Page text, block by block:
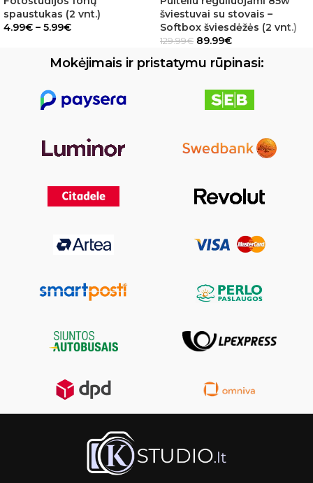
spaustukas (2 vnt.)
4.99€ – 5.99€
šviestuvai su stovais –
Softbox šviesdėžės (2 vnt.)
129.99€ 89.99€
Mokėjimais ir pristatymu rūpinasi: